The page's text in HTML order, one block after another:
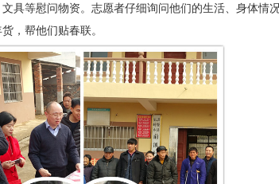
具等慰问物资。 志愿者仔细询问他们的生活、身体情
，帮他们贴春联。